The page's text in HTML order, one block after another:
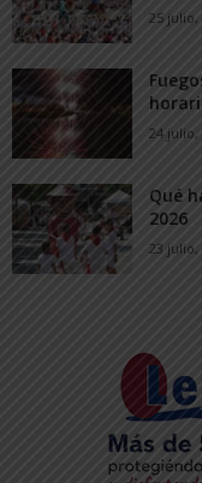
25 julio,
24 julio,
Qué
2026
23 julio,